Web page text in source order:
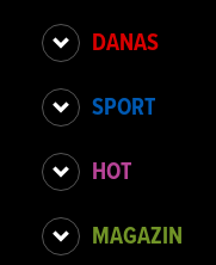
DANAS
SPORT
HOT
MAGAZIN